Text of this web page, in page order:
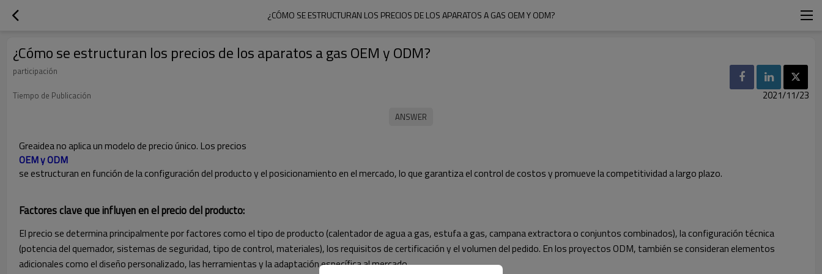
¿CÓMO SE ESTRUCTURAN LOS PRECIOS DE LOS APARATOS A GAS OEM Y ODM?
¿Cómo se estructuran los precios de los aparatos a gas OEM y ODM?
participación
Tiempo de Publicación
2021/11/23
Greaidea no aplica un modelo de precio único. Los precios
OEM y ODM
se estructuran en función de la configuración del producto y el posicionamiento en el mercado, lo que garantiza el control de costos y promueve la competitividad a largo plazo.
Factores clave que influyen en el precio del producto:
El precio se determina principalmente por factores como el tipo de producto (calentador de agua a gas, estufa a gas, campana extractora o conjuntos combinados), la configuración técnica
(potencia del quemador, sistemas de seguridad, tipo de control, materiales), los requisitos de certificación y el volumen del pedido. En los proyectos ODM, también se consideran elementos
adicionales como el diseño personalizado, las herramientas y la adaptación específica al mercado.